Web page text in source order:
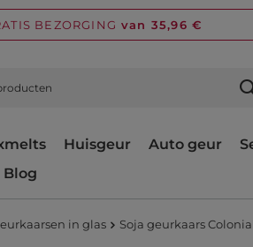
BEZORGING van 35,96 €
Huisgeur Auto geur
Blog
in glas Soja geurkaars